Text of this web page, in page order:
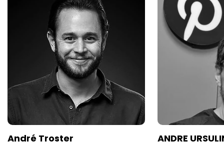
André Troster ANDRE